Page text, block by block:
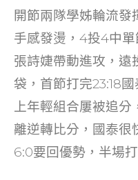
開節兩隊學姊輪流
手感發燙，4投4中
張詩婕帶動進攻，遠
袋，首節打完23:18
上年輕組合屢被追分
離逆轉比分，國泰很
6:0要回優勢，半場